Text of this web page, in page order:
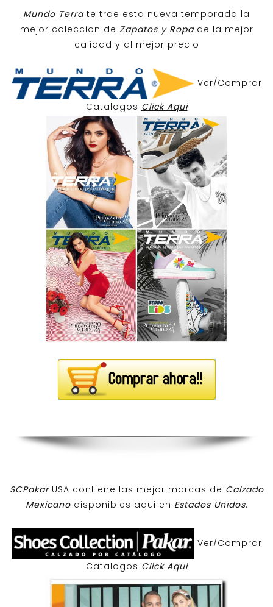
Mundo Terra te trae esta nueva temporada la
mejor coleccion de Zapatos y Ropa de la mejor
calidad y al mejor precio
Ver/Comprar
Catalogos Click Aqui
SCPakar USA contiene las mejor marcas de Calzado
Mexicanodisponibles aqui en Estados Unidos.
Ver/Comprar
Catalogos Click Aqui